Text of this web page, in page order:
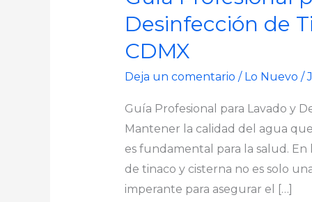
Desinfección de
CDMX
Deja un comentario / Lo Nuevo /
Guía Profesional para Lavado y
Mantener la calidad del agua
es fundamental para la salud. En
de tinaco y cisterna no es solo
imperante para asegurar el […]